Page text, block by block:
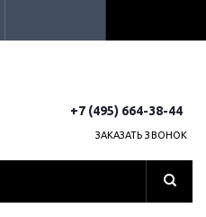
+7 (495) 664-38-44
ЗАКАЗАТЬ ЗВОНОК